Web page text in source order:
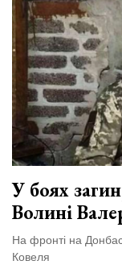
У боях
Волині
На фронті на
Ковеля